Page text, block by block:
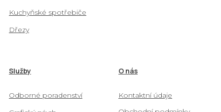
Kuchyňské spotřebiče
Dřezy
Služby O nás
Odborné poradenství
Kontaktní údaje